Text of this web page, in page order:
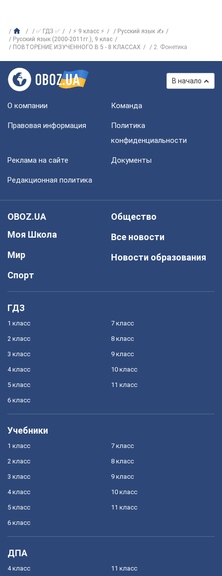
✅ ГДЗ ✅ ⚡ 9 класс ⚡
Русский язык ✍
Русский язык (2000-2011гг.), 9 клас
ПОВТОРЕНИЕ ИЗУЧЕННОГО В 5 - 8 КЛАССАХ
2. Фонетика
В начало
О компании Команда
Правовая информация
Политика
конфиденциальности
Реклама на сайте Документы
Редакционная политика
OBOZ.UA
Моя Школа
Мир
Спорт
Общество
Все новости
Новости образования
ГДЗ
1 класс
2 класс
3 класс
4 класс
5 класс
6 класс
7 класс
8 класс
9 класс
10 класс
11 класс
Учебники
1 класс
2 класс
3 класс
4 класс
5 класс
6 класс
7 класс
8 класс
9 класс
10 класс
11 класс
ДПА
4 класс 11 класс